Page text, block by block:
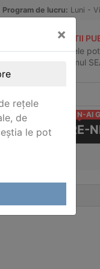
Program de lucru: Luni -
ACHIZITII
Produsele
in sistemul
CERE-
N-AI
×
rețele
de
le pot